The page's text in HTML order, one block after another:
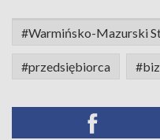
#Warmińsko-Mazurski
#przedsiębiorca